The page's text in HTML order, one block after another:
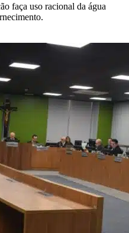
faça uso racional da água